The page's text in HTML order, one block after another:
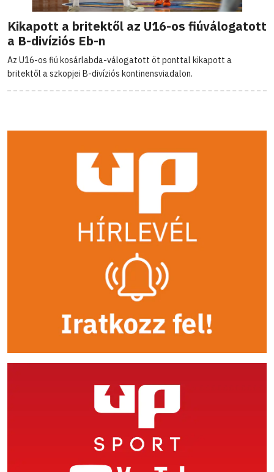
Kikapott a britektől az U16-os fiúválogatott
a B-divíziós Eb-n
Az U16-os fiú kosárlabda-válogatott öt ponttal kikapott a
britektől a szkopjei B-divíziós kontinensviadalon.